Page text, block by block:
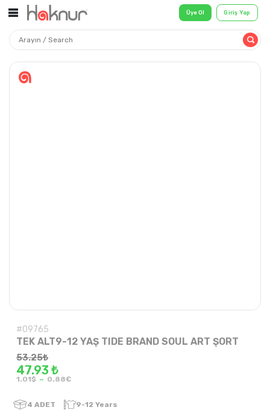
Üye Ol
#09765
TEK ALT9-12 YAŞ TIDE BRAND SOUL ART ŞORT
53.25₺
47.93 ₺
1.01$ - 0.88€
4 ADET 9-12 Years